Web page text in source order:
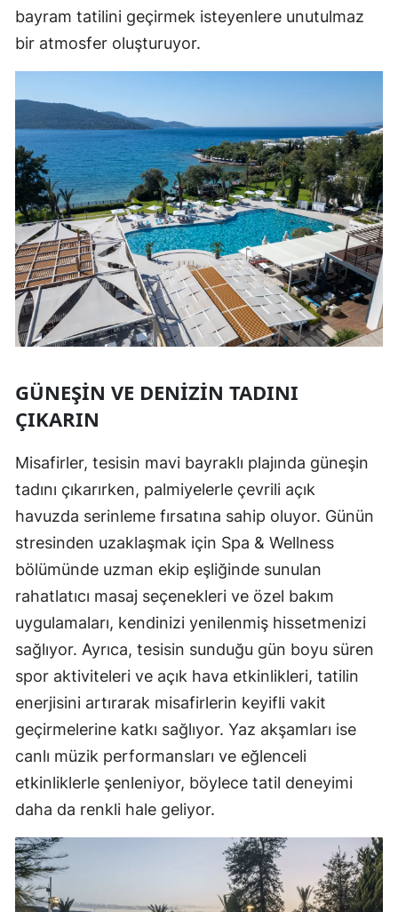
bayram tatilini geçirmek isteyenlere unutulmaz
bir atmosfer oluşturuyor.
GÜNEŞIN VE DENIZIN TADINI
ÇIKARIN
Misafirler, tesisin mavi bayraklı plajında güneşin
tadını çıkarırken, palmiyelerle çevrili açık
havuzda serinleme fırsatına sahip oluyor. Günün
stresinden uzaklaşmak için Spa & Wellness
bölümünde uzman ekip eşliğinde sunulan
rahatlatıcı masaj seçenekleri ve özel bakım
uygulamaları, kendinizi yenilenmiş hissetmenizi
sağlıyor. Ayrıca, tesisin sunduğu gün boyu süren
spor aktiviteleri ve açık hava etkinlikleri, tatilin
enerjisini artırarak misafirlerin keyifli vakit
geçirmelerine katkı sağlıyor. Yaz akşamları ise
canlı müzik performansları ve eğlenceli
etkinliklerle şenleniyor, böylece tatil deneyimi
daha da renkli hale geliyor.